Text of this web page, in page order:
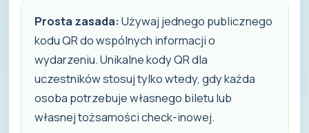
Prosta zasada: Używaj jednego publicznego
kodu QR do wspólnych informacji o
wydarzeniu. Unikalne kody QR dla
uczestników stosuj tylko wtedy, gdy każda
osoba potrzebuje własnego biletu lub
własnej tożsamości check-inowej.